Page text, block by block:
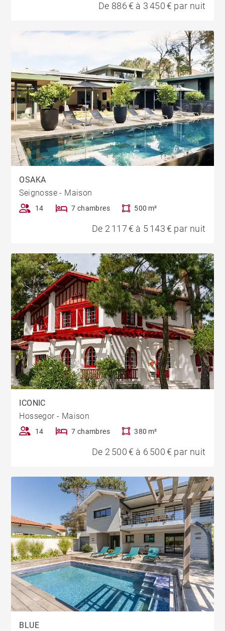
De 886 € à 3 450 € par nuit
OSAKA
Seignosse - Maison
14 7 chambres 500 m²
De 2 117 € à 5 143 € par nuit
ICONIC
Hossegor - Maison
14 7 chambres 380 m²
De 2 500 € à 6 500 € par nuit
BLUE